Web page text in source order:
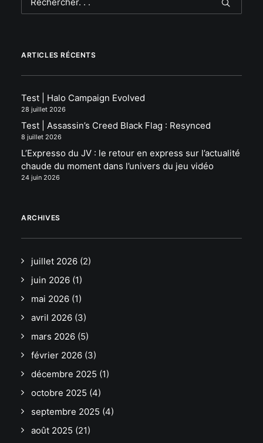
ARTICLES RÉCENTS
Test | Halo Campaign Evolved
28 juillet 2026
Test | Assassin’s Creed Black Flag : Resynced
8 juillet 2026
L’Expresso du JV : le retour en express sur l’actualité
chaude du moment dans l’univers du jeu vidéo
24 juin 2026
ARCHIVES
juillet 2026 (2)
juin 2026 (1)
mai 2026 (1)
avril 2026 (3)
mars 2026 (5)
février 2026 (3)
décembre 2025 (1)
octobre 2025 (4)
septembre 2025 (4)
août 2025 (21)